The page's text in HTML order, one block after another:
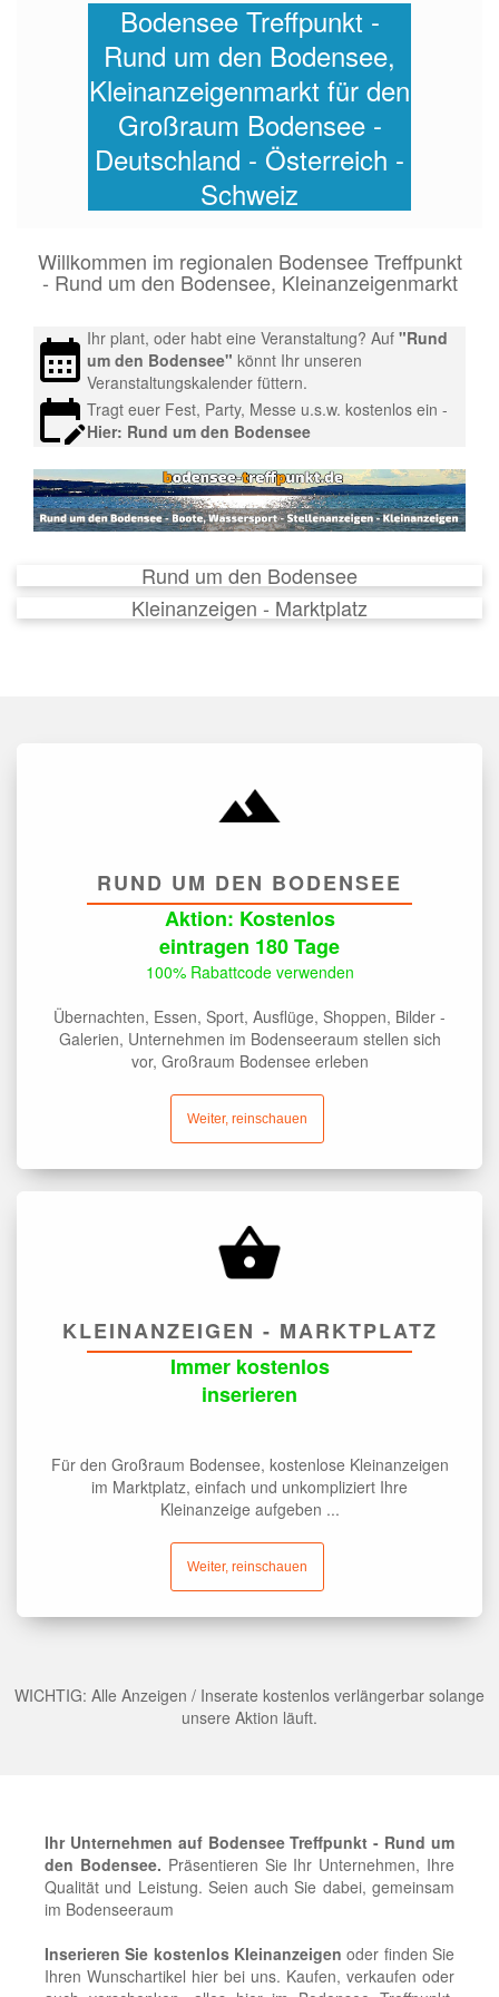
Bodensee Treffpunkt -
Rund um den Bodensee,
Kleinanzeigenmarkt für den
Großraum Bodensee -
Deutschland - Österreich -
Schweiz
Willkommen im regionalen Bodensee Treffpunkt
- Rund um den Bodensee, Kleinanzeigenmarkt
Ihr plant, oder habt eine Veranstaltung? Auf "Rund
um den Bodensee" könnt Ihr unseren
Veranstaltungskalender füttern.
Tragt euer Fest, Party, Messe u.s.w. kostenlos ein -
Hier: Rund um den Bodensee
Rund um den Bodensee
Kleinanzeigen - Marktplatz
RUND UM DEN BODENSEE
Aktion: Kostenlos
eintragen 180 Tage
100% Rabattcode verwenden
Übernachten, Essen, Sport, Ausflüge, Shoppen, Bilder -
Galerien, Unternehmen im Bodenseeraum stellen sich
vor, Großraum Bodensee erleben
Weiter, reinschauen
KLEINANZEIGEN - MARKTPLATZ
Immer kostenlos
inserieren
Für den Großraum Bodensee, kostenlose Kleinanzeigen
im Marktplatz, einfach und unkompliziert Ihre
Kleinanzeige aufgeben ...
Weiter, reinschauen
WICHTIG: Alle Anzeigen / Inserate kostenlos verlängerbar solange
unsere Aktion läuft.
Ihr Unternehmen auf Bodensee Treffpunkt - Rund um
den Bodensee. Präsentieren Sie Ihr Unternehmen, Ihre
Qualität und Leistung. Seien auch Sie dabei, gemeinsam
im Bodenseeraum
Inserieren Sie kostenlos Kleinanzeigen oder finden Sie
Ihren Wunschartikel hier bei uns. Kaufen, verkaufen oder